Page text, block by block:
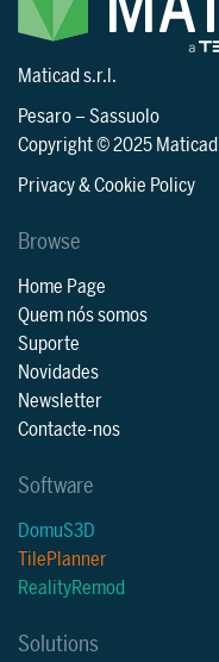
Maticad s.r.l.
Pesaro–Sassuolo
Copyright © 2025 Maticad
Privacy & Cookie Policy
Browse
Home Page
Quem nós somos
Suporte
Novidades
Newsletter
Contacte-nos
Software
DomuS3D
TilePlanner
RealityRemod
Solutions